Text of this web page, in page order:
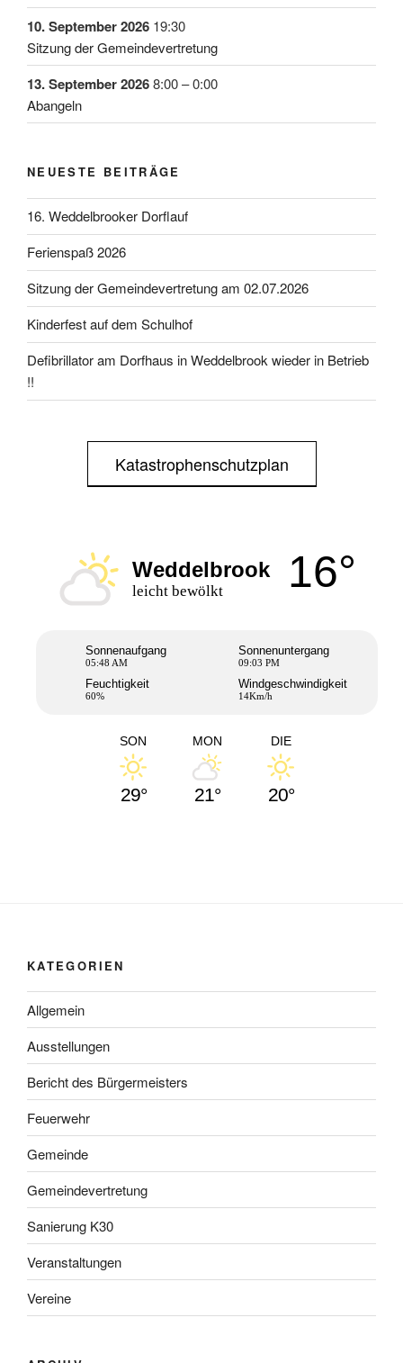
10. September 2026 19:30
Sitzung der Gemeindevertretung
13. September 20268:00–0:00
Abangeln
NEUESTE BEITRÄGE
16. Weddelbrooker Dorflauf
Ferienspaß 2026
Sitzung der Gemeindevertretung am 02.07.2026
Kinderfest auf dem Schulhof
Defibrillator am Dorfhaus in Weddelbrook wieder in Betrieb
!!
Katastrophenschutzplan
Weddelbrook
leicht bewölkt 16°
Sonnenaufgang
05:48 AM
Sonnenuntergang
09:03 PM
Feuchtigkeit
60%
Windgeschwindigkeit
14Km/h
SON
29°
MON
21°
DIE
20°
KATEGORIEN
Allgemein
Ausstellungen
Bericht des Bürgermeisters
Feuerwehr
Gemeinde
Gemeindevertretung
Sanierung K30
Veranstaltungen
Vereine